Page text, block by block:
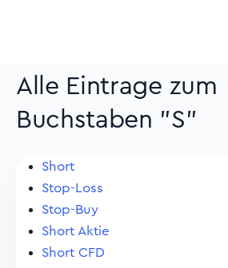
Alle Eintrage zum
Buchstaben "S"
Short
Stop-Loss
Stop-Buy
Short Aktie
Short CFD